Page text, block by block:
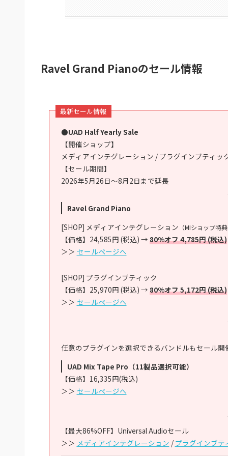
Ravel Grand Pianoのセール情報
最新セール情報
●UAD Half Yearly Sale
【開催ショップ】
メディアインテグレーション / プラグインブティッ
【セール期間】
2026年5月26日～8月2日まで延長
Ravel Grand Piano
[SHOP] メディアインテグレーション （MIショップ特典
【価格】24,585円 (税込) → 80%オフ 4,785円 (税込)
＞＞ セールページへ
[SHOP] プラグインブティック
【価格】25,970円 (税込) → 80%オフ 5,172円 (税込)
＞＞ セールページへ
任意のプラグインを選択できるバンドルもセール
UAD Mix Tape Pro（11製品選択可能）
【価格】16,335円(税込)
＞＞ セールページへ
【最大86%OFF】Universal Audioセール
＞＞ メディアインテグレーション / プラグインブテ